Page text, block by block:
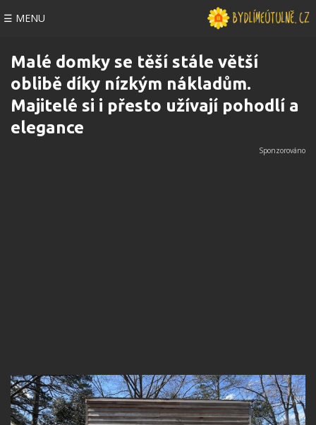
☰ MENU
Malé domky se těší stále větší
oblibě díky nízkým nákladům.
Majitelé si i přesto užívají pohodlí a
elegance